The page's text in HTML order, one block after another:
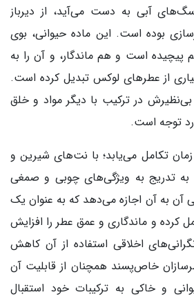
آبی به دست می‌آید، از دیرباز
بوده است. این ماده حیوانی، بوی
است و هم ماندگار، و آن را به
از عطرهای لوکس تبدیل کرده است.
بی‌نظیرش در ترکیب با دیگر مواد و خلق
توجه است.
تکامل می‌یابد؛ با نت‌های شیرین و
تدریج به ویژگی‌های چوبی و صمغی
به آن اجازه می‌دهد که به عنوان یک
کرده و ماندگاری و عمق عطر را افزایش
اخلاقی استفاده از آن کاهش
خاص‌پسند همچنان از قابلیت آن
و خاکی به ترکیبات خود استقبال